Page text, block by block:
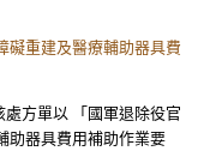
礙重建及醫療輔助器具費
方單以 「國軍退除役官
助器具費用補助作業要